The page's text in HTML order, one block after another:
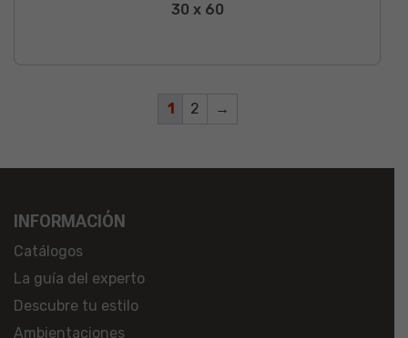
30 x 60
1 2 →
INFORMACIÓN
Catálogos
La guía del experto
Descubre tu estilo
Ambientaciones